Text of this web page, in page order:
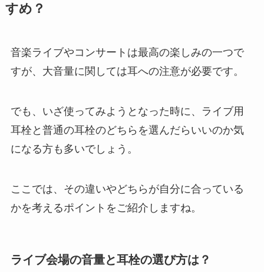
すめ？
音楽ライブやコンサートは最高の楽しみの一つで
すが、大音量に関しては耳への注意が必要です。
でも、いざ使ってみようとなった時に、ライブ用
耳栓と普通の耳栓のどちらを選んだらいいのか気
になる方も多いでしょう。
ここでは、その違いやどちらが自分に合っている
かを考えるポイントをご紹介しますね。
ライブ会場の音量と耳栓の選び方は？